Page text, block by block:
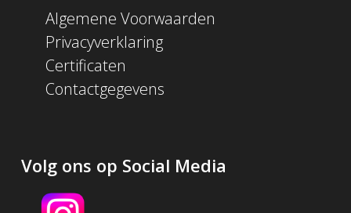
Algemene Voorwaarden
Privacyverklaring
Certificaten
Contactgegevens
Volg ons op Social Media